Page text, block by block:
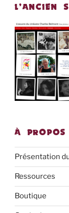
L’ANCIEN
À PROPOS
Présentation
Ressources
Boutique